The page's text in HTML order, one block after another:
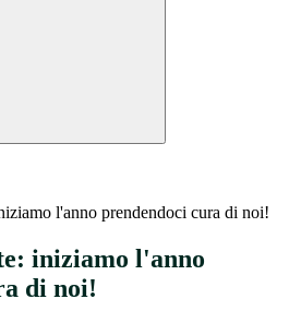
l'anno prendendoci cura di noi!
iniziamo l'anno
di noi!